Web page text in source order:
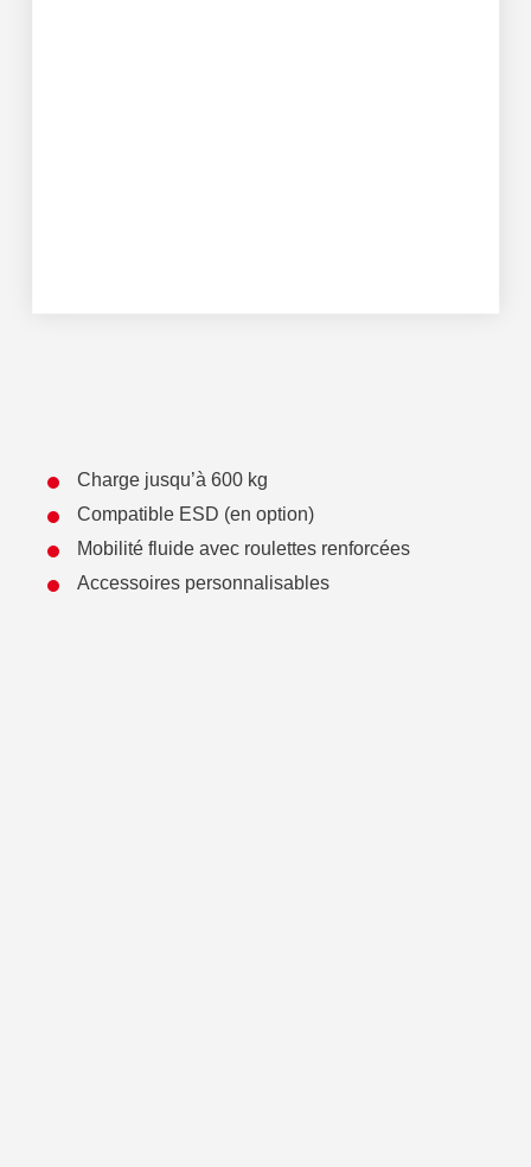
Charge jusqu’à 600 kg
Compatible ESD (en option)
Mobilité fluide avec roulettes renforcées
Accessoires personnalisables